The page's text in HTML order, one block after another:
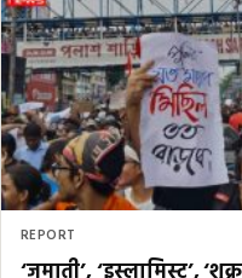
REPORT